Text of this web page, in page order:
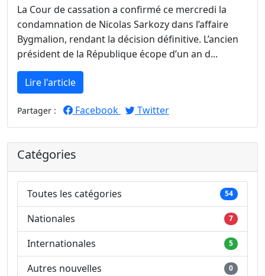
La Cour de cassation a confirmé ce mercredi la
condamnation de Nicolas Sarkozy dans l’affaire
Bygmalion, rendant la décision définitive. L’ancien
président de la République écope d’un an d...
Lire l'article
Partager : Facebook Twitter
Catégories
Toutes les catégories 54
Nationales 7
Internationales 5
Autres nouvelles 0